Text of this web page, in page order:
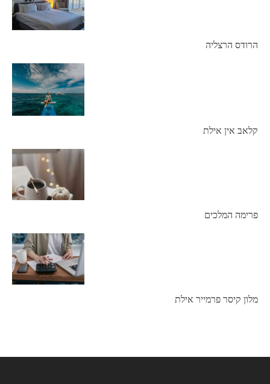
הרודס הרצליה
קלאב אין אילת
פרימה המלכים
מלון קיסר פרמייר אילת